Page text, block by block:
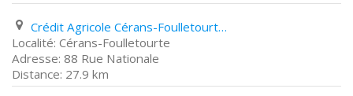
Crédit Agricole Cérans-Foulletourte 88 Rue Nationale
Cérans-Foulletourte
88 Rue Nationale
27.9 km